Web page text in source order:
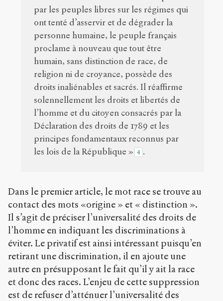
par les peuples libres sur les régimes qui
ont tenté d’asservir et de dégrader la
personne humaine, le peuple français
proclame à nouveau que tout être
humain, sans distinction de race, de
religion ni de croyance, possède des
droits inaliénables et sacrés. Il réaffirme
solennellement les droits et libertés de
l’homme et du citoyen consacrés par la
Déclaration des droits de 1789 et les
principes fondamentaux reconnus par
les lois de la République » 4 .
Dans le premier article, le mot race se trouve au
contact des mots «origine » et « distinction ».
Il s’agit de préciser l’universalité des droits de
l’homme en indiquant les discriminations à
éviter. Le privatif est ainsi intéressant puisqu’en
retirant une discrimination, il en ajoute une
autre en présupposant le fait qu’il y ait la race
et donc des races. L’enjeu de cette suppression
est de refuser d’atténuer l’universalité des